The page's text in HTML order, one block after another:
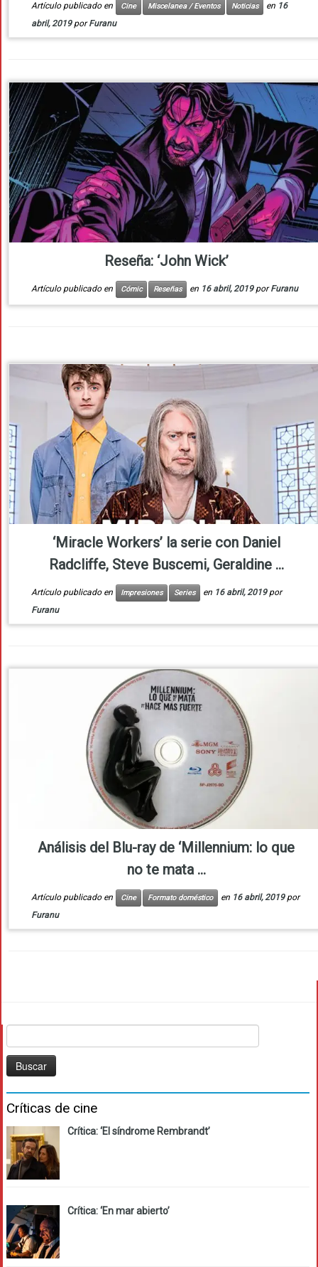
Artículo publicado en Cine Miscelanea / Eventos Noticias en 16
abril, 2019 porFuranu
Reseña: ‘John Wick’
Artículo publicado en Cómic Reseñas en 16 abril, 2019 porFuranu
‘Miracle Workers’ la serie con Daniel
Radcliffe, Steve Buscemi, Geraldine ...
Artículo publicado en Impresiones Series en 16 abril, 2019 por
Furanu
Análisis del Blu-ray de ‘Millennium: lo que
no te mata ...
Artículo publicado en Cine Formato doméstico en 16 abril, 2019 por
Furanu
Críticas de cine
Crítica: ‘El síndrome Rembrandt’
Crítica: ‘En mar abierto’